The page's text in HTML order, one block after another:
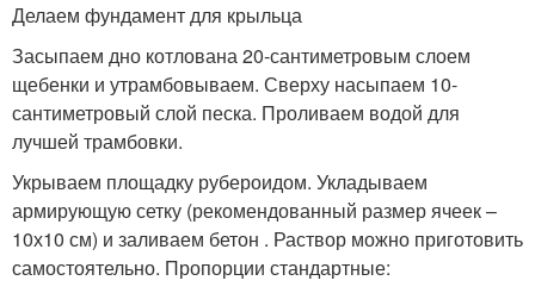
Делаем фундамент для крыльца
Засыпаем дно котлована 20-сантиметровым слоем
щебенки и утрамбовываем. Сверху насыпаем 10-
сантиметровый слой песка. Проливаем водой для
лучшей трамбовки.
Укрываем площадку рубероидом. Укладываем
армирующую сетку (рекомендованный размер ячеек –
10х10 см) и заливаем бетон . Раствор можно приготовить
самостоятельно. Пропорции стандартные: